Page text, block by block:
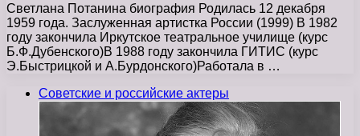
Светлана Потанина биография Родилась 12 декабря
1959 года. Заслуженная артистка России (1999) В 1982
году закончила Иркутское театральное училище (курс
Б.Ф.Дубенского)В 1988 году закончила ГИТИС (курс
Э.Быстрицкой и А.Бурдонского)Работала в …
Советские и российские актеры